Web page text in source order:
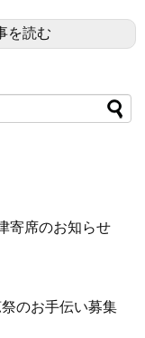
を読む
寄席のお知らせ
のお手伝い募集